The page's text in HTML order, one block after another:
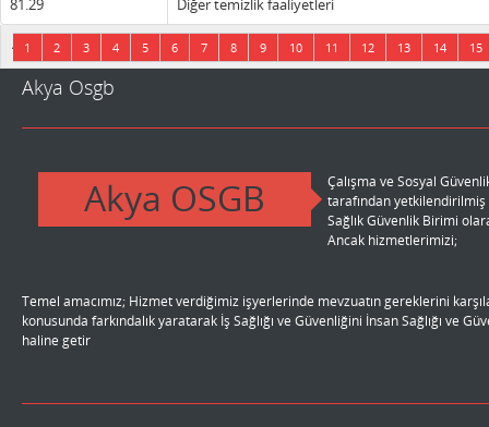
81.29 Diğer temizlik faaliyetleri
4 sayfadan 1 sayfa gösteriliyor.
1 2 3 4 5 6 7 8 9 10 11 12 13 14 15
Akya Osgb
Akya OSGB
Çalışma ve Sosyal
tarafından yetkilendirilmiş
Sağlık Güvenlik Birimi
Ancak hizmetlerimizi;
Temel amacımız; Hizmet verdiğimiz işyerlerinde mevzuatın gereklerini
konusunda farkındalık yaratarak İş Sağlığı ve Güvenliğini İnsan Sağlığı ve
haline getir